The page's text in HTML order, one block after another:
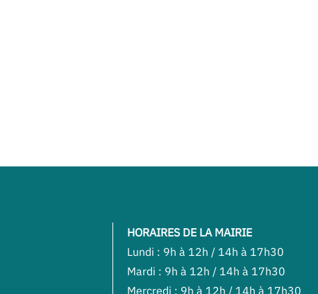
HORAIRES DE LA MAIRIE
Lundi : 9h à 12h / 14h à 17h30
Mardi : 9h à 12h / 14h à 17h30
Mercredi : 9h à 12h / 14h à 17h30